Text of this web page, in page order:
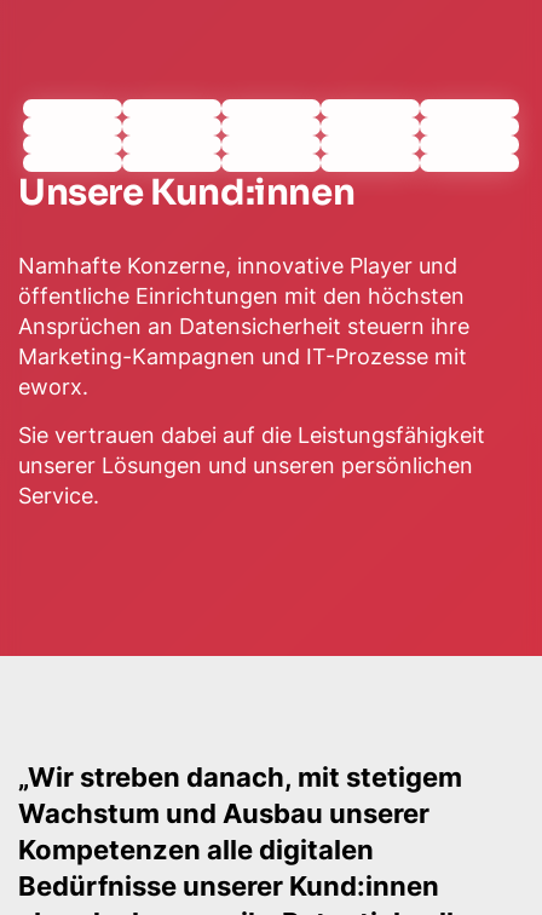
Unsere Kund:innen
Namhafte Konzerne, innovative Player und
öffentliche Einrichtungen mit den höchsten
Ansprüchen an Datensicherheit steuern ihre
Marketing-Kampagnen und IT-Prozesse mit
eworx.
Sie vertrauen dabei auf die Leistungsfähigkeit
unserer Lösungen und unseren persönlichen
Service.
„Wir streben danach, mit stetigem
Wachstum und Ausbau unserer
Kompetenzen alle digitalen
Bedürfnisse unserer Kund:innen